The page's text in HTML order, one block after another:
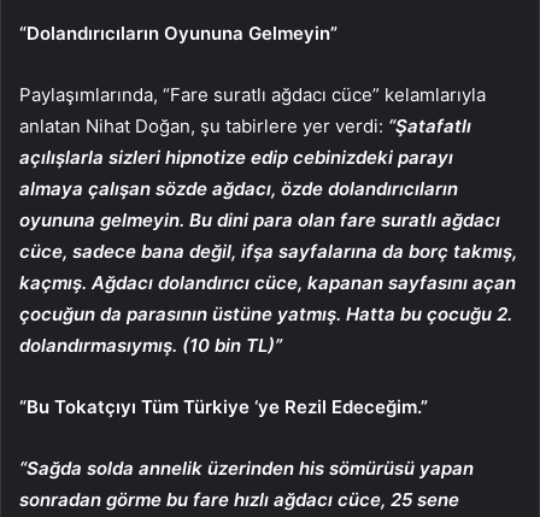
“Dolandırıcıların Oyununa Gelmeyin”
Paylaşımlarında, “Fare suratlı ağdacı cüce” kelamlarıyla
anlatan Nihat Doğan, şu tabirlere yer verdi: “Şatafatlı
açılışlarla sizleri hipnotize edip cebinizdeki parayı
almaya çalışan sözde ağdacı, özde dolandırıcıların
oyununa gelmeyin. Bu dini para olan fare suratlı ağdacı
cüce, sadece bana değil, ifşa sayfalarına da borç takmış,
kaçmış. Ağdacı dolandırıcı cüce, kapanan sayfasını açan
çocuğun da parasının üstüne yatmış. Hatta bu çocuğu 2.
dolandırmasıymış. (10 bin TL)”
“Bu Tokatçıyı Tüm Türkiye ‘ye Rezil Edeceğim.”
“Sağda solda annelik üzerinden his sömürüsü yapan
sonradan görme bu fare hızlı ağdacı cüce, 25 sene